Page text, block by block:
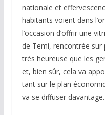
nationale et
habitants voient dans
l’occasion d’offrir une
de Temi, rencontrée sur
très heureuse que les
et, bien sûr, cela va
tant sur le plan
va se diffuser